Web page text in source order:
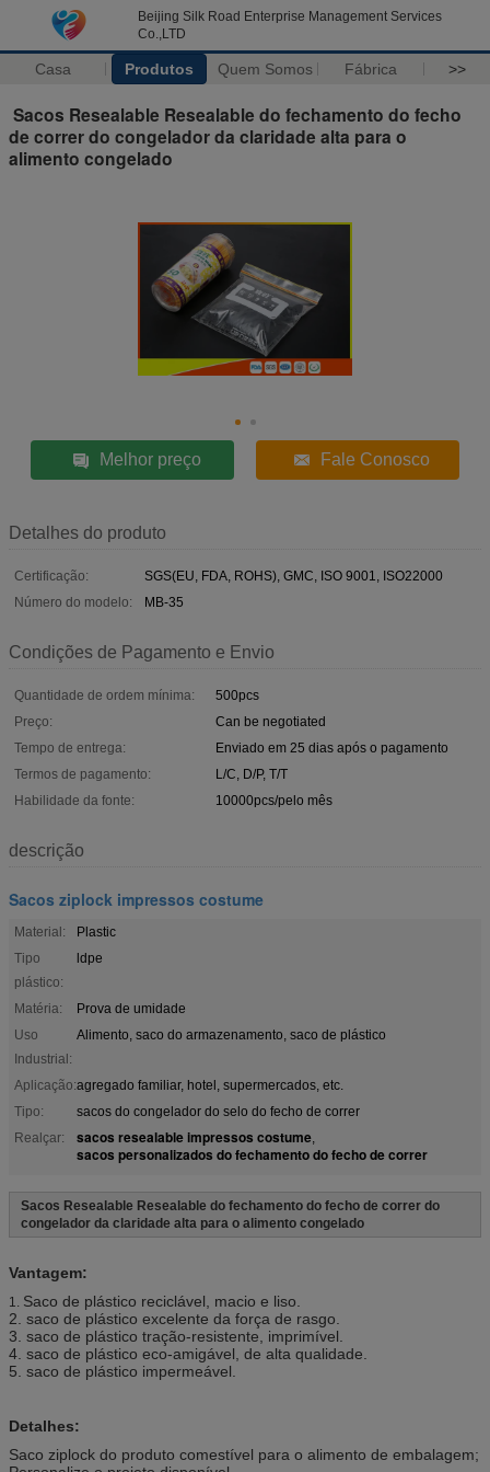
Beijing Silk Road Enterprise Management Services
Co.,LTD
Casa Produtos Quem Somos Fábrica >>
Sacos Resealable Resealable do fechamento do fecho
de correr do congelador da claridade alta para o
alimento congelado
Melhor preço Fale Conosco
Detalhes do produto
Certificação:
SGS(EU, FDA, ROHS), GMC, ISO 9001, ISO22000
Número do modelo:
MB-35
Condições de Pagamento e Envio
Quantidade de ordem mínima:
500pcs
Preço:
Can be negotiated
Tempo de entrega:
Enviado em 25 dias após o pagamento
Termos de pagamento:
L/C, D/P, T/T
Habilidade da fonte:
10000pcs/pelo mês
descrição
Sacos ziplock impressos costume
Material:
Plastic
Tipo
plástico:
ldpe
Matéria:
Prova de umidade
Uso
Industrial:
Alimento, saco do armazenamento, saco de plástico
Aplicação:agregado familiar, hotel, supermercados, etc.
Tipo:
sacos do congelador do selo do fecho de correr
Realçar:
sacos resealable impressos costume,
sacos personalizados do fechamento do fecho de correr
Sacos Resealable Resealable do fechamento do fecho de correr do
congelador da claridade alta para o alimento congelado
Vantagem:
1. Saco de plástico reciclável, macio e liso.
2. saco de plástico excelente da força de rasgo.
3. saco de plástico tração-resistente, imprimível.
4. saco de plástico eco-amigável, de alta qualidade.
5. saco de plástico impermeável.
Detalhes:
Saco ziplock do produto comestível para o alimento de embalagem;